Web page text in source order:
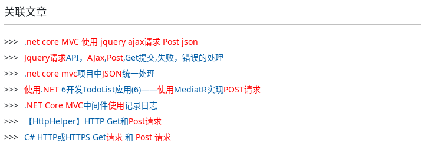
关联文章
.net core MVC 使用 jquery ajax请求 Post json
Jquery请求API， AJax,Post,Get提交,失败，错误的处理
.net core mvc项目中JSON统一处理
使用.NET 6开发TodoList应用(6)——使用MediatR实现POST请求
.NET Core MVC中间件使用记录日志
【HttpHelper】HTTP Get和Post请求
C# HTTP或HTTPS Get请求 和 Post 请求